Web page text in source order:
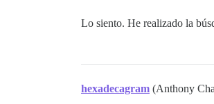
Lo siento. He realizado la
hexadecagram (Anthony